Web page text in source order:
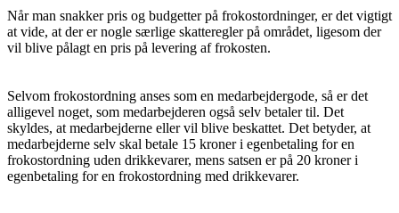
Når man snakker pris og budgetter på frokostordninger, er det vigtigt
at vide, at der er nogle særlige skatteregler på området, ligesom der
vil blive pålagt en pris på levering af frokosten.
Selvom frokostordning anses som en medarbejdergode, så er det
alligevel noget, som medarbejderen også selv betaler til. Det
skyldes, at medarbejderne eller vil blive beskattet. Det betyder, at
medarbejderne selv skal betale 15 kroner i egenbetaling for en
frokostordning uden drikkevarer, mens satsen er på 20 kroner i
egenbetaling for en frokostordning med drikkevarer.